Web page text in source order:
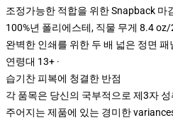
조정가능한 적합을 위한 Snapback 마
100%년 폴리에스테, 직물 무게 8.4
완벽한 인쇄를 위한 두 배 넓은 정면
연령대 13+ ·
습기찬 피복에 청결한 반점
각 품목은 당신의 국부적으로 제3자
주어지는 제품에 있는 경미한